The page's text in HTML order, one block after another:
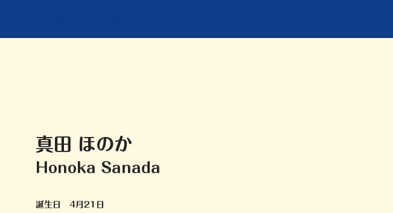
真田 ほのか
Honoka Sanada
誕生日 4月21日